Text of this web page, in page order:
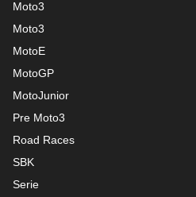
Moto3
Moto3
MotoE
MotoGP
MotoJunior
Pre Moto3
Road Races
SBK
Serie